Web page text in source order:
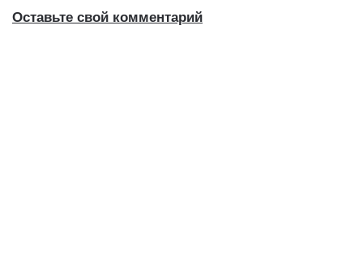
Оставьте свой комментарий